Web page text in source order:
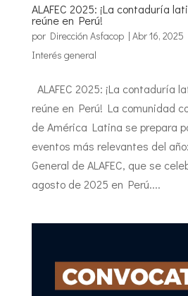
ALAFEC 2025: ¡La contaduría
reúne en Perú!
por Dirección Asfacop| Abr 16, 2025
Interés general
ALAFEC 2025: ¡La contaduría
reúne en Perú! La comunidad
de América Latina se prepara
eventos más relevantes del
General de ALAFEC, que se
agosto de 2025 en Perú....